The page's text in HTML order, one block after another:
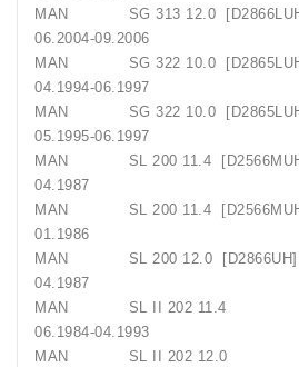
MAN SG 313 12.0
06.2004-09.2006
MAN SG 322 10.0
04.1994-06.1997
MAN SG 322 10.0
05.1995-06.1997
MAN SL 200 11.4
04.1987
MAN SL 200 11.4
01.1986
MAN SL 200 12.0 [D2866UH]
04.1987
MAN SL II 202 11.4
06.1984-04.1993
MAN SL II 202 12.0